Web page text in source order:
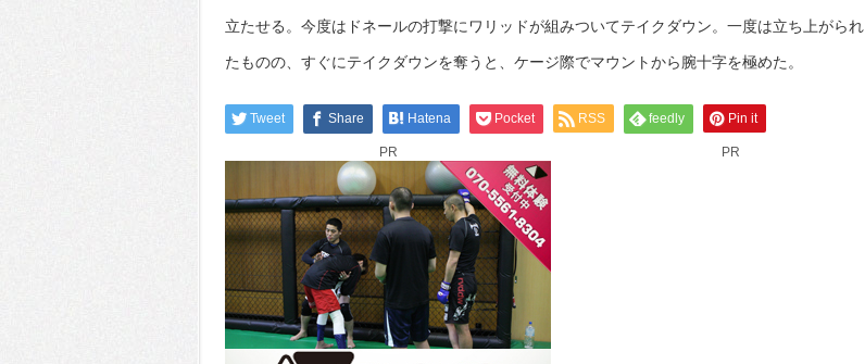
立たせる。今度はドネールの打撃にワリッドが組みついてテイクダウン。一度は立ち上がられ
たものの、すぐにテイクダウンを奪うと、ケージ際でマウントから腕十字を極めた。
Tweet Share Hatena Pocket RSS feedly Pin it
PR PR